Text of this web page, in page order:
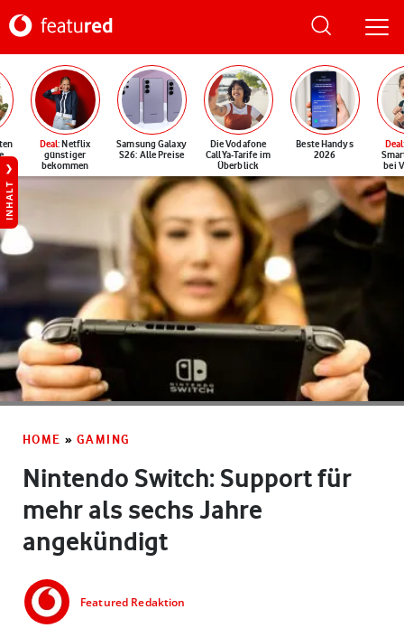
Deal: Netflix
günstiger
bekommen
Samsung Galaxy
S26: Alle Preise
Die Vodafone
CallYa-Tarife im
Überblick
Beste Handys
2026
Deal
bei
INHALT
HOME » GAMING
Nintendo Switch: Support für
mehr als sechs Jahre
angekündigt
Featured Redaktion